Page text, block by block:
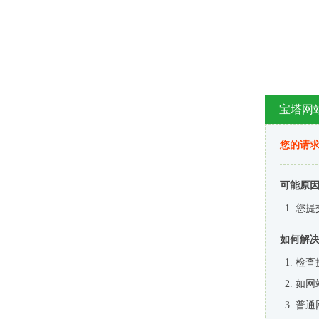
宝塔网
您的请
可能原
您提
如何解
检查
如网
普通